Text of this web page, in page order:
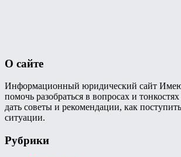
О сайте
Информационный юридический сайт
помочь разобраться в вопросах и тонкостях
дать советы и рекомендации, как
ситуации.
Рубрики